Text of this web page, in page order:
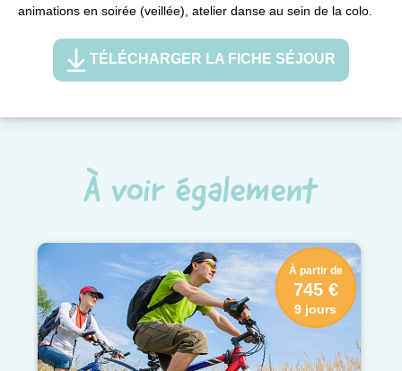
animations en soirée (veillée), atelier danse au sein de la colo.
TÉLÉCHARGER LA FICHE SÉJOUR
À voir également
À partir de
745 €
9 jours